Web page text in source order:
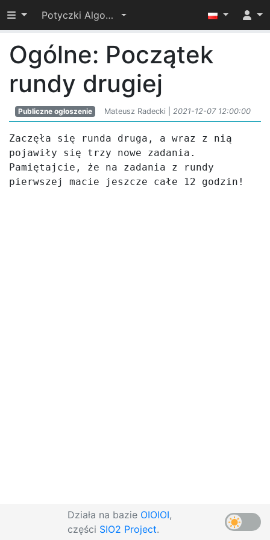
Przełącz widoczność menu
Potyczki Algorytmiczne 2021
Ogólne: Początek
rundy drugiej
Publiczne ogłoszenie Mateusz Radecki | 2021-12-07 12:00:00
Zaczęła się runda druga, a wraz z nią
pojawiły się trzy nowe zadania.
Pamiętajcie, że na zadania z rundy
pierwszej macie jeszcze całe 12 godzin!
Działa na bazie OIOIOI,
części SIO2 Project.